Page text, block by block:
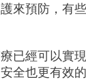
來預防，
已經可以
全也更有效